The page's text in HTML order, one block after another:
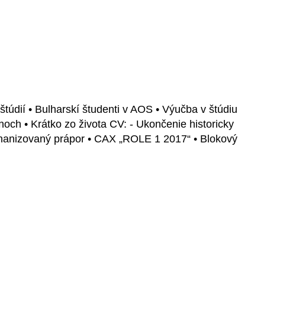
• Bulharskí študenti v AOS • Výučba v štúdiu
• Krátko zo života CV: - Ukončenie historicky
prápor • CAX „ROLE 1 2017“ • Blokový